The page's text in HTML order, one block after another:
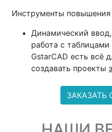
Инструменты
Динамический
работа с
GstarCAD есть всё
создавать проекты
ЗАКАЗАТЬ